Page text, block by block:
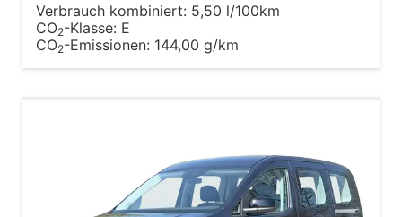
Verbrauch kombiniert: 5,50 l/100km
CO2-Klasse: E
CO2-Emissionen: 144,00 g/km